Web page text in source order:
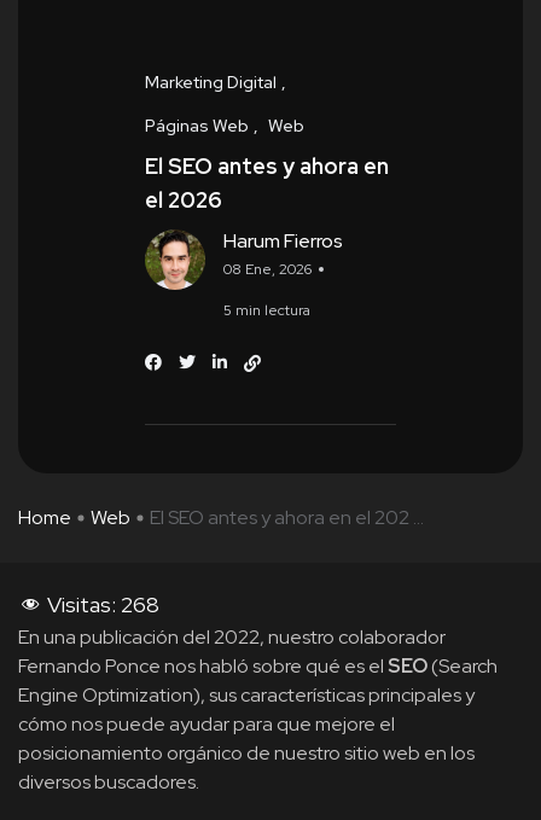
Marketing Digital
Páginas Web
Web
El SEO antes y ahora en
el 2026
Harum Fierros
08 Ene, 2026
5 min lectura
Home Web El SEO antes y ahora en el 202 ...
Visitas: 268
En una publicación del 2022, nuestro colaborador
Fernando Ponce nos habló sobre qué es el SEO(Search
Engine Optimization), sus características principales y
cómo nos puede ayudar para que mejore el
posicionamiento orgánico de nuestro sitio web en los
diversos buscadores.